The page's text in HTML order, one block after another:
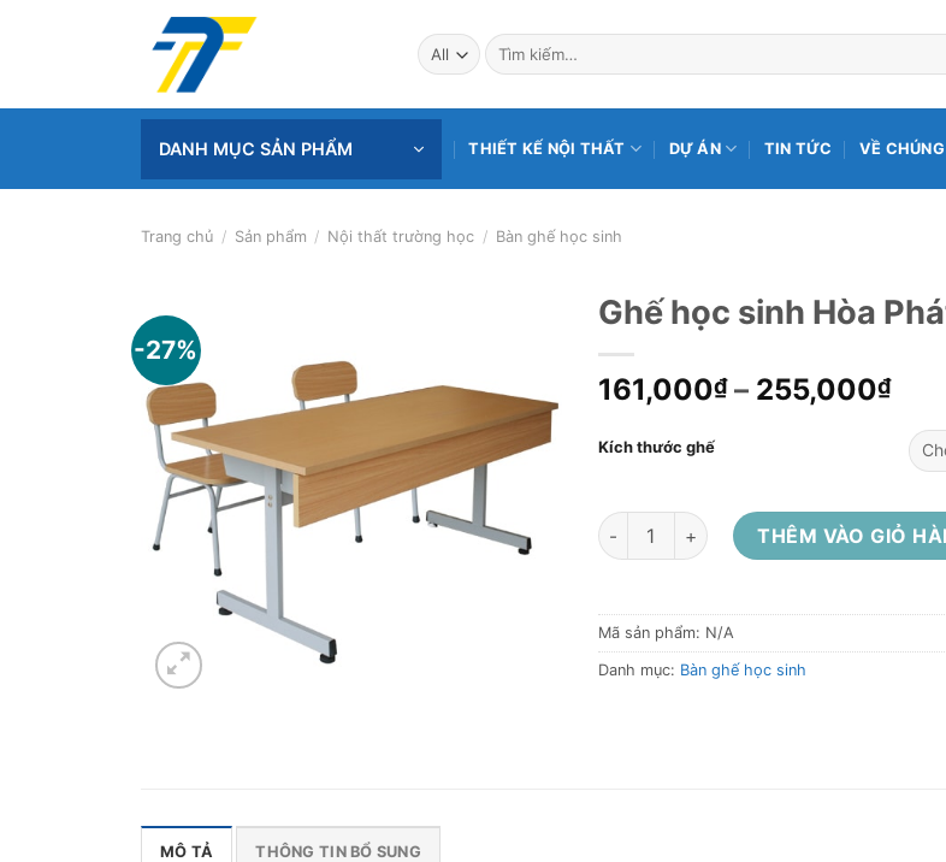
Tìm
kiếm:
DANH MỤC SẢN PHẨM THIẾT KẾ NỘI THẤT DỰ ÁN TIN TỨC VỀ
Trang chủ / Sản phẩm / Nội thất trường học / Bàn ghế học sinh
-27%
Ghế học sinh Hòa
161,000₫– 255,000₫
Kích thước ghế
Ghế học sinh Hòa Phát GHS108 số lượng
THÊM VÀO GIỎ
Mã sản phẩm: N/A
Danh mục: Bàn ghế học sinh
MÔ TẢ THÔNG TIN BỔ SUNG